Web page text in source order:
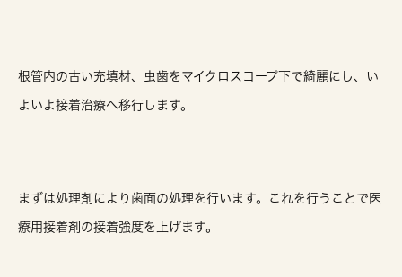
根管内の古い充填材、虫歯をマイクロスコープ下で綺麗にし、い
よいよ接着治療へ移行します。
まずは処理剤により歯面の処理を行います。これを行うことで医
療用接着剤の接着強度を上げます。